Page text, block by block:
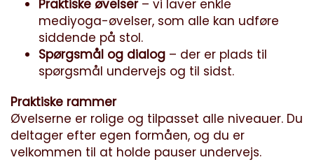
Praktiske øvelser– vi laver enkle
mediyoga-øvelser, som alle kan udføre
siddende på stol.
Spørgsmål og dialog – der er plads til
spørgsmål undervejs og til sidst.
Praktiske rammer
Øvelserne er rolige og tilpasset alle niveauer. Du
deltager efter egen formåen, og du er
velkommen til at holde pauser undervejs.